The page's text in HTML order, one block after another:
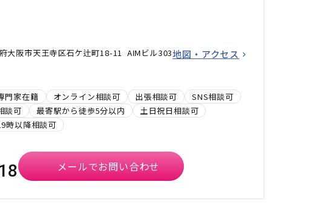
大阪市天王寺区石ケ辻町18-11 AIMビル303地図・アクセス
門家在籍 オンライン相談可 出張相談可
SNS相談可
談可
最寄駅から徒歩5分以内
土日祝日相談可
時以降相談可
メールでお問い合わせ